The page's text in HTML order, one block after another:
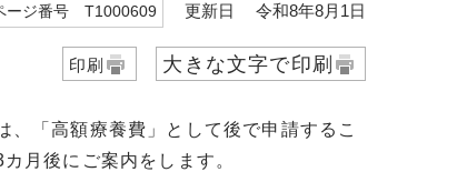
ージ番号 T1000609 更新日 令和8年8月1日
印刷 大きな文字で印刷
「高額療養費」として後で申請するこ
月後にご案内をします。